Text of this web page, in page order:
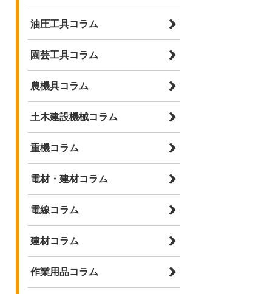
油圧工具コラム
園芸工具コラム
農機具コラム
土木建設機械コラム
重機コラム
電材・建材コラム
電線コラム
建材コラム
作業用品コラム